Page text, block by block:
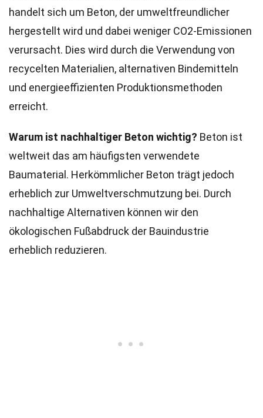
handelt sich um Beton, der umweltfreundlicher
hergestellt wird und dabei weniger CO2-Emissionen
verursacht. Dies wird durch die Verwendung von
recycelten Materialien, alternativen Bindemitteln
und energieeffizienten Produktionsmethoden
erreicht.
Warum ist nachhaltiger Beton wichtig? Beton ist
weltweit das am häufigsten verwendete
Baumaterial. Herkömmlicher Beton trägt jedoch
erheblich zur Umweltverschmutzung bei. Durch
nachhaltige Alternativen können wir den
ökologischen Fußabdruck der Bauindustrie
erheblich reduzieren.